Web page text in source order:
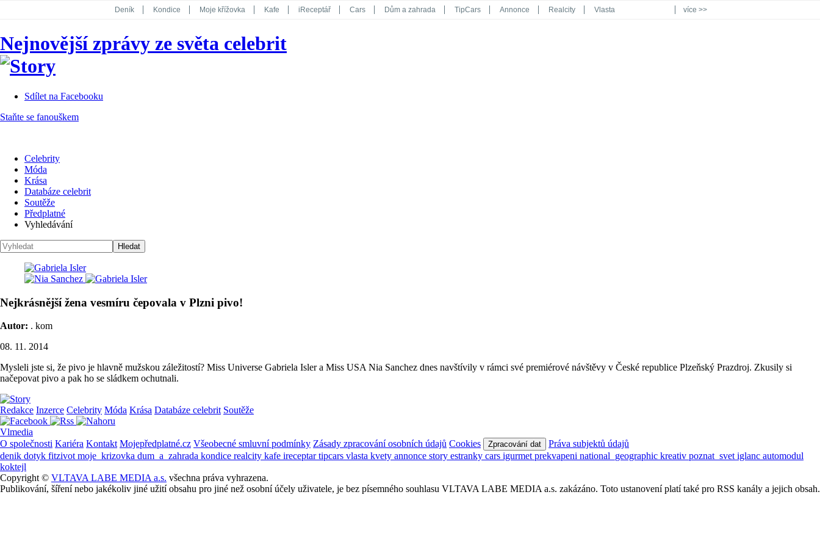
Deník Kondice Moje křížovka Kafe iReceptář Cars Dům a zahrada TipCars Annonce Realcity Vlasta
Koktejl
více >>
Nejnovější zprávy ze světa celebrit
Sdílet na Facebooku
Staňte se fanouškem
Celebrity
Móda
Krása
Databáze celebrit
Soutěže
Předplatné
Vyhledávání
Nejkrásnější žena vesmíru čepovala v Plzni pivo!
Autor: . kom
08. 11. 2014
Mysleli jste si, že pivo je hlavně mužskou záležitostí? Miss Universe Gabriela Isler a Miss USA Nia Sanchez dnes navštívily v rámci své premiérové návštěvy v České republice Plzeňský Prazdroj. Zkusily si
načepovat pivo a pak ho se sládkem ochutnali.
Redakce Inzerce Celebrity Móda Krása Databáze celebrit Soutěže
Vlmedia
O společnosti Kariéra Kontakt Mojepředplatné.cz Všeobecné smluvní podmínky Zásady zpracování osobních údajů Cookies Zpracování dat
Práva subjektů údajů
denik dotyk fitzivot moje_krizovka dum_a_zahrada kondice realcity kafe ireceptartipcars vlasta kvety annonce story estranky cars igurmet prekvapeni national_geographic kreativ poznat_svet iglanc automodul
koktejl
Copyright © VLTAVA LABE MEDIA a.s. všechna práva vyhrazena.
Publikování, šíření nebo jakékoliv jiné užití obsahu pro jiné než osobní účely uživatele, je bez písemného souhlasu VLTAVA LABE MEDIA a.s. zakázáno. Toto ustanovení platí také pro RSS kanály a jejich obsah.